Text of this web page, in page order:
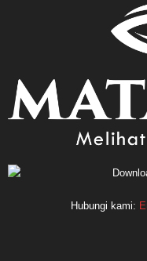
Hubungi kami: